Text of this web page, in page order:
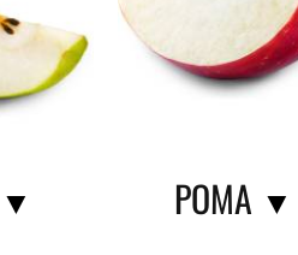
▼ POMA ▼